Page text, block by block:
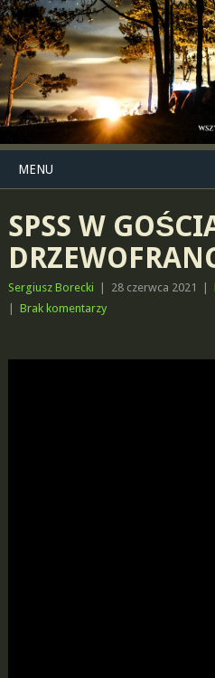
MENU
SPSS W
Sergiusz Borecki 28 czerwca 2021
Brak komentarzy